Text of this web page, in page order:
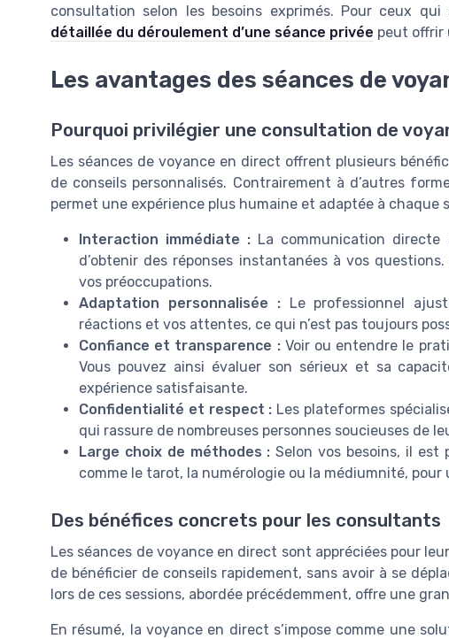
consultation selon les besoins exprimés. Pour ceux
détaillée du déroulement d’une séance privée peut offrir
Les avantages des séances de
Pourquoi privilégier une consultation de
Les séances de voyance en direct offrent plusieurs
de conseils personnalisés. Contrairement à d’autres
permet une expérience plus humaine et adaptée à chaque
Interaction immédiate : La communication
d’obtenir des réponses instantanées à vos
vos préoccupations.
Adaptation personnalisée :Le professionnel
réactions et vos attentes, ce qui n’est pas toujours
Confiance et transparence :Voir ou entendre le
Vous pouvez ainsi évaluer son sérieux et sa
expérience satisfaisante.
Confidentialité et respect : Les plateformes
qui rassure de nombreuses personnes soucieuses de
Large choix de méthodes : Selon vos besoins, il est
comme le tarot, la numérologie ou la médiumnité,
Des bénéfices concrets pour les consultants
Les séances de voyance en direct sont appréciées pour
de bénéficier de conseils rapidement, sans avoir à se
lors de ces sessions, abordée précédemment, offre une
En résumé, la voyance en direct s’impose comme une